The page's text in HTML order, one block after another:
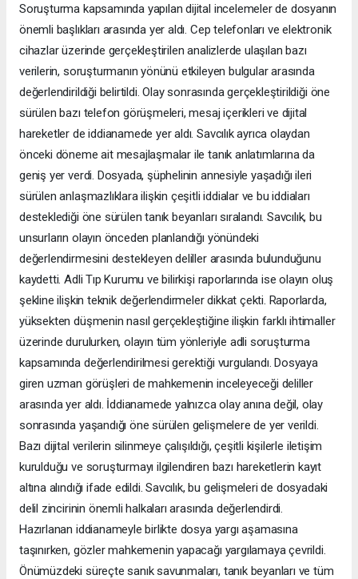
Soruşturma kapsamında yapılan dijital incelemeler de dosyanın
önemli başlıkları arasında yer aldı. Cep telefonları ve elektronik
cihazlar üzerinde gerçekleştirilen analizlerde ulaşılan bazı
verilerin, soruşturmanın yönünü etkileyen bulgular arasında
değerlendirildiği belirtildi. Olay sonrasında gerçekleştirildiği öne
sürülen bazı telefon görüşmeleri, mesaj içerikleri ve dijital
hareketler de iddianamede yer aldı. Savcılık ayrıca olaydan
önceki döneme ait mesajlaşmalar ile tanık anlatımlarına da
geniş yer verdi. Dosyada, şüphelinin annesiyle yaşadığı ileri
sürülen anlaşmazlıklara ilişkin çeşitli iddialar ve bu iddiaları
desteklediği öne sürülen tanık beyanları sıralandı. Savcılık, bu
unsurların olayın önceden planlandığı yönündeki
değerlendirmesini destekleyen deliller arasında bulunduğunu
kaydetti. Adli Tıp Kurumu ve bilirkişi raporlarında ise olayın oluş
şekline ilişkin teknik değerlendirmeler dikkat çekti. Raporlarda,
yüksekten düşmenin nasıl gerçekleştiğine ilişkin farklı ihtimaller
üzerinde durulurken, olayın tüm yönleriyle adli soruşturma
kapsamında değerlendirilmesi gerektiği vurgulandı. Dosyaya
giren uzman görüşleri de mahkemenin inceleyeceği deliller
arasında yer aldı. İddianamede yalnızca olay anına değil, olay
sonrasında yaşandığı öne sürülen gelişmelere de yer verildi.
Bazı dijital verilerin silinmeye çalışıldığı, çeşitli kişilerle iletişim
kurulduğu ve soruşturmayı ilgilendiren bazı hareketlerin kayıt
altına alındığı ifade edildi. Savcılık, bu gelişmeleri de dosyadaki
delil zincirinin önemli halkaları arasında değerlendirdi.
Hazırlanan iddianameyle birlikte dosya yargı aşamasına
taşınırken, gözler mahkemenin yapacağı yargılamaya çevrildi.
Önümüzdeki süreçte sanık savunmaları, tanık beyanları ve tüm